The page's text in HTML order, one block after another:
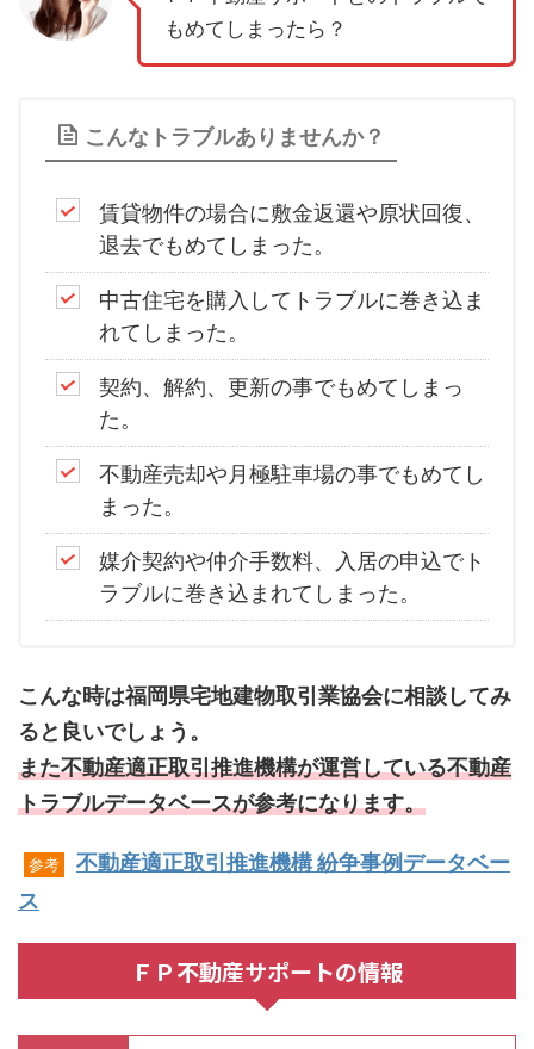
もめてしまったら？
こんなトラブルありませんか？
賃貸物件の場合に敷金返還や原状回復、
退去でもめてしまった。
中古住宅を購入してトラブルに巻き込ま
れてしまった。
契約、解約、更新の事でもめてしまっ
た。
不動産売却や月極駐車場の事でもめてし
まった。
媒介契約や仲介手数料、入居の申込でト
ラブルに巻き込まれてしまった。
こんな時は福岡県宅地建物取引業協会に相談してみ
ると良いでしょう。
また不動産適正取引推進機構が運営している不動産
トラブルデータベースが参考になります。
参考
不動産適正取引推進機構 紛争事例データベー
ス
ＦＰ不動産サポートの情報